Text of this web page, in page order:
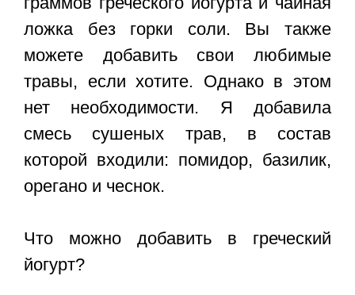
ложка без горки соли. Вы также
можете добавить свои любимые
травы, если хотите. Однако в этом
нет необходимости. Я добавила
смесь сушеных трав, в состав
которой входили: помидор, базилик,
орегано и чеснок.
Что можно добавить в греческий
йогурт?